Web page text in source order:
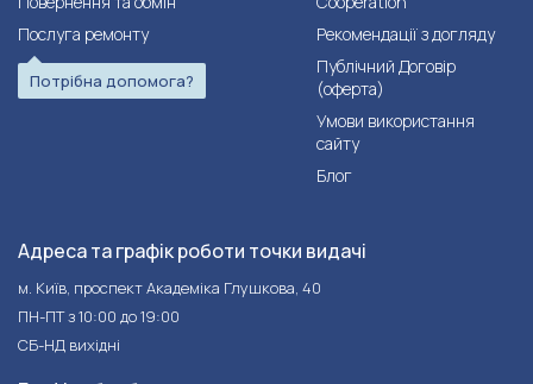
Послуга ремонту
Потрібна допомога?
Рекомендації з догляду
Публічний Договір
(оферта)
Умови використання
сайту
Блог
Адреса та графік роботи точки видачі
м. Київ, проспект Академіка Глушкова, 40
ПН-ПТ з 10:00 до 19:00
СБ-НД вихідні